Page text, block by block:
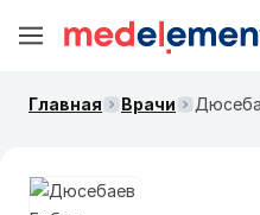
Главная Врачи